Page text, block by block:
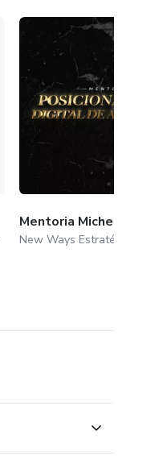
Mentoria Michelle Sales
New Ways Estratégia